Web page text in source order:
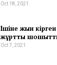
Oct 18, 2021
Ішіне жын
жұртты
Oct 7, 2021